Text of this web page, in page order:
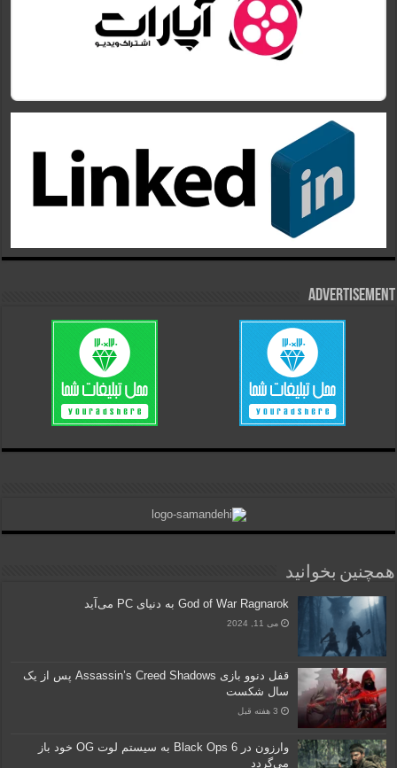
Advertisement
همچنین بخوانید
God of War Ragnarok به دنیای PC می‌آید
می 11, 2024
قفل دنوو بازی Assassin’s Creed Shadows پس از یک
سال شکست
3 هفته قبل
وارزون در Black Ops 6 به سیستم لوت OG خود باز
می‌گردد